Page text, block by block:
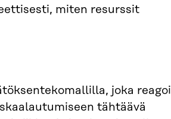
miten resurssit
joka reagoi
tähtäävä